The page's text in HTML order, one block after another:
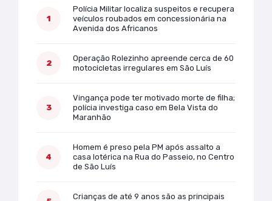
Polícia Militar localiza suspeitos e recupera
veículos roubados em concessionária na
Avenida dos Africanos
Operação Rolezinho apreende cerca de 60
motocicletas irregulares em São Luís
Vingança pode ter motivado morte de filha;
polícia investiga caso em Bela Vista do
Maranhão
Homem é preso pela PM após assalto a
casa lotérica na Rua do Passeio, no Centro
de São Luís
Crianças de até 9 anos são as principais